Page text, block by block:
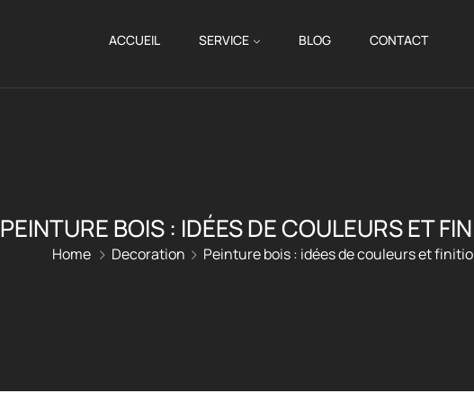
ACCUEIL SERVICE BLOG CONTACT
PEINTURE BOIS : IDÉES DE COULEURS ET
Home Decoration Peinture bois : idées de couleurs et